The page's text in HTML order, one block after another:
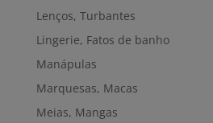
Lenços, Turbantes
Lingerie, Fatos de banho
Manápulas
Marquesas, Macas
Meias, Mangas